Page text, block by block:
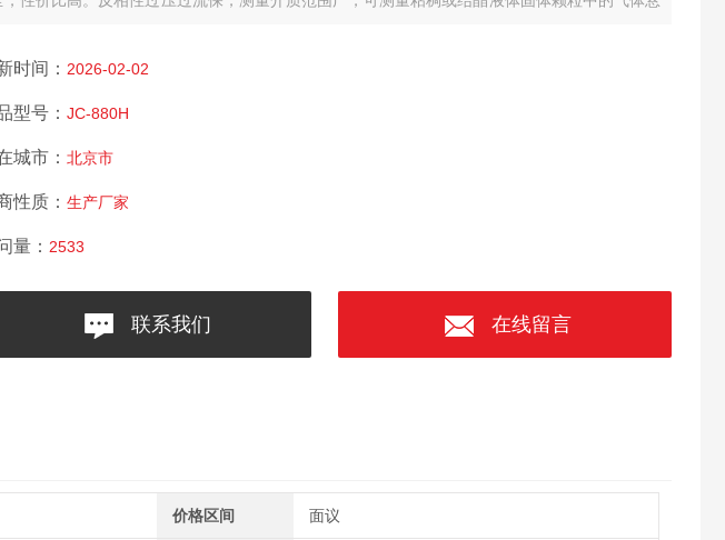
时间： 2026-02-02
型号： JC-880H
城市： 北京市
性质： 生产厂家
量： 2533
联系我们 在线留言
价格区间 面议